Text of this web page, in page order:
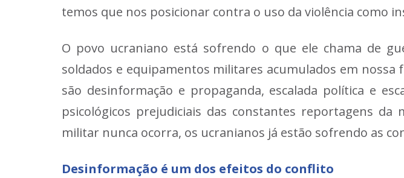
temos que nos posicionar contra o uso da violência como
O povo ucraniano está sofrendo o que ele chama de
soldados e equipamentos militares acumulados em
são desinformação e propaganda, escalada política e
psicológicos prejudiciais das constantes reportagens
militar nunca ocorra, os ucranianos já estão sofrendo as
Desinformação é um dos efeitos do conflito